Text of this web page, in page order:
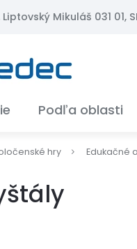
Mikuláš 031 01,
Podľa oblasti
hry Edukačné